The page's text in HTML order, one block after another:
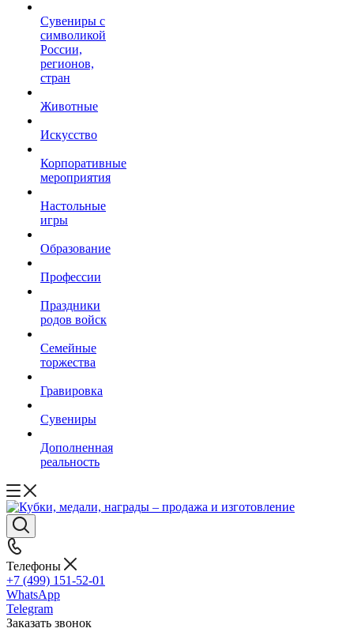
Сувениры с
символикой
России,
регионов,
стран
Животные
Искусство
Корпоративные
мероприятия
Настольные
игры
Образование
Профессии
Праздники
родов войск
Семейные
торжества
Гравировка
Сувениры
Дополненная
реальность
Телефоны
+7 (499) 151-52-01
WhatsApp
Telegram
Заказать звонок